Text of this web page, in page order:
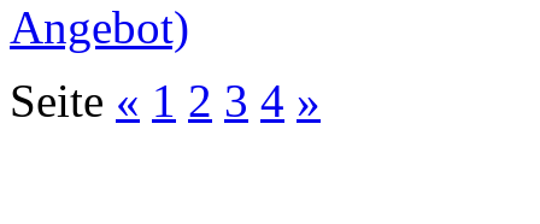
Angebot)
Seite « 1 2 3 4 »